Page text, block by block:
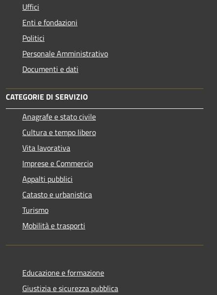
Uffici
Enti e fondazioni
Politici
Personale Amministrativo
Documenti e dati
CATEGORIE DI SERVIZIO
Anagrafe e stato civile
Cultura e tempo libero
Vita lavorativa
Imprese e Commercio
Appalti pubblici
Catasto e urbanistica
Turismo
Mobilità e trasporti
Educazione e formazione
Giustizia e sicurezza pubblica